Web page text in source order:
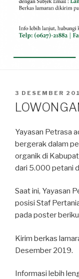
DIPOSKAN
PADA
3 DESEMBER
Yayasan Petrasa
bergerak dalam
organik di
dari 5.000 petani
Saat ini, Yayasan
posisi Staf
pada poster
Kirim berkas
Desember 2019.
Informasi lebih